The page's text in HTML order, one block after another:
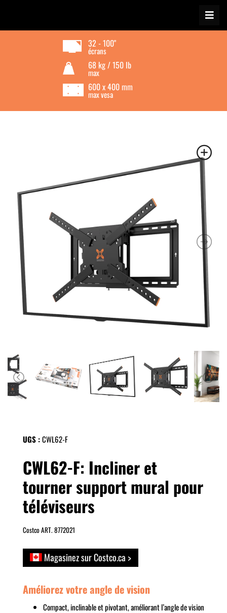
32 - 100"
écrans
68 kg / 150 lb
max
600 x 400 mm
max vesa
UGS :CWL62-F
CWL62-F: Incliner et
tourner support mural pour
téléviseurs
Costco ART. 8772021
Magasinez sur Costco.ca >
Améliorez votre angle de vision
Compact, inclinable et pivotant, améliorant l’angle de vision